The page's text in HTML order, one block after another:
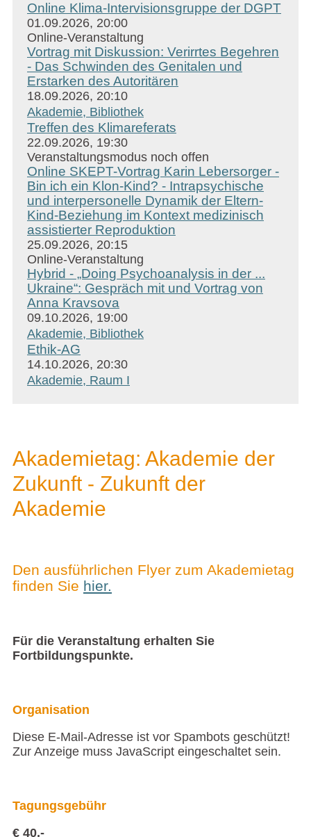
Online Klima-Intervisionsgruppe der DGPT
01.09.2026, 20:00
Online-Veranstaltung
Vortrag mit Diskussion: Verirrtes Begehren
- Das Schwinden des Genitalen und
Erstarken des Autoritären
18.09.2026, 20:10
Akademie, Bibliothek
Treffen des Klimareferats
22.09.2026, 19:30
Veranstaltungsmodus noch offen
Online SKEPT-Vortrag Karin Lebersorger -
Bin ich ein Klon-Kind? - Intrapsychische
und interpersonelle Dynamik der Eltern-
Kind-Beziehung im Kontext medizinisch
assistierter Reproduktion
25.09.2026, 20:15
Online-Veranstaltung
Hybrid - „Doing Psychoanalysis in der ...
Ukraine“: Gespräch mit und Vortrag von
Anna Kravsova
09.10.2026, 19:00
Akademie, Bibliothek
Ethik-AG
14.10.2026, 20:30
Akademie, Raum I
Akademietag: Akademie der
Zukunft - Zukunft der
Akademie
Den ausführlichen Flyer zum Akademietag
finden Sie hier.
Für die Veranstaltung erhalten Sie
Fortbildungspunkte.
Organisation
Diese E-Mail-Adresse ist vor Spambots geschützt!
Zur Anzeige muss JavaScript eingeschaltet sein.
Tagungsgebühr
€ 40,-